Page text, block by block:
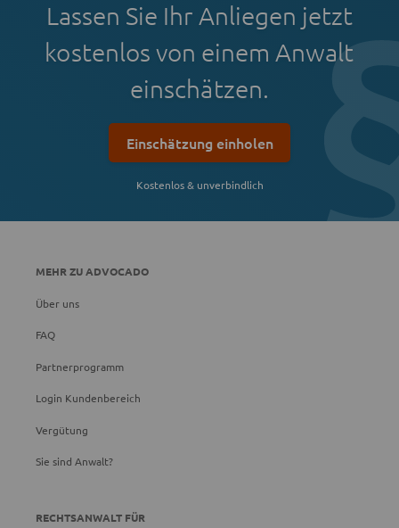
Lassen Sie Ihr Anliegen jetzt
kostenlos von einem Anwalt
einschätzen.
Einschätzung einholen
Kostenlos & unverbindlich
MEHR ZU ADVOCADO
Über uns
FAQ
Partnerprogramm
Login Kundenbereich
Vergütung
Sie sind Anwalt?
RECHTSANWALT FÜR